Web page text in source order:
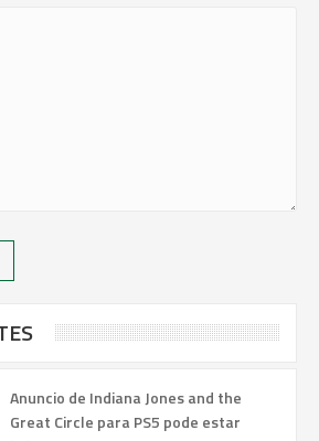
Anuncio de Indiana Jones and the
Great Circle para PS5 pode estar